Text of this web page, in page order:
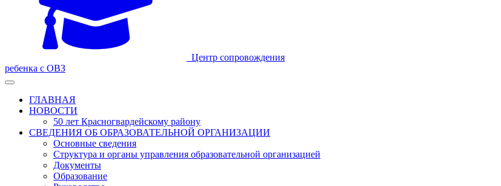
Центр сопровождения
ребенка с ОВЗ
ГЛАВНАЯ
НОВОСТИ
50 лет Красногвардейскому району
СВЕДЕНИЯ ОБ ОБРАЗОВАТЕЛЬНОЙ ОРГАНИЗАЦИИ
Основные сведения
Структура и органы управления образовательной организацией
Документы
Образование